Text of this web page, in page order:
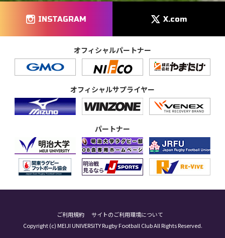
INSTAGRAM X.com
オフィシャルパートナー
オフィシャルサプライヤー
パートナー
ご利用規約
サイトのご利用環境について
Copyright (c) MEIJI UNIVERSITY Rugby Football Club All Rights Reserved.